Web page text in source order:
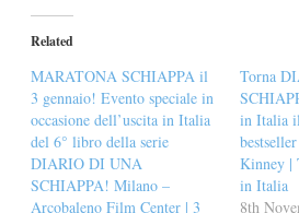
(Opens
in
new
Related
MARATONA SCHIAPPA il
3 gennaio! Evento speciale in
occasione dell’uscita in Italia
del 6° libro della serie
DIARIO DI UNA
SCHIAPPA! Milano –
Arcobaleno Film Center | 3
Torna
in Italia
Kinney |
in Italia
8th